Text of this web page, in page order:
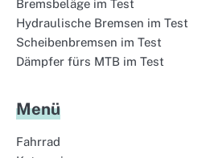
Bremsbeläge im Test
Hydraulische Bremsen im Test
Scheibenbremsen im Test
Dämpfer fürs MTB im Test
Menü
Fahrrad